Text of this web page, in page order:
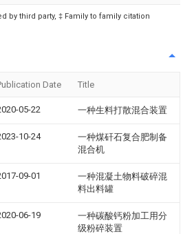
by third party, ‡ Family to family citation
Date Title
05-22 一种生料打散混合装置
10-24
一种煤矸石复合肥制备
混合机
09-01
一种混凝土物料破碎混
料出料罐
06-19
一种碳酸钙粉加工用分
级粉碎装置